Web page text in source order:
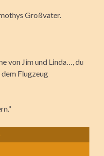
Großvater.
von Jim und Linda…, du
Flugzeug